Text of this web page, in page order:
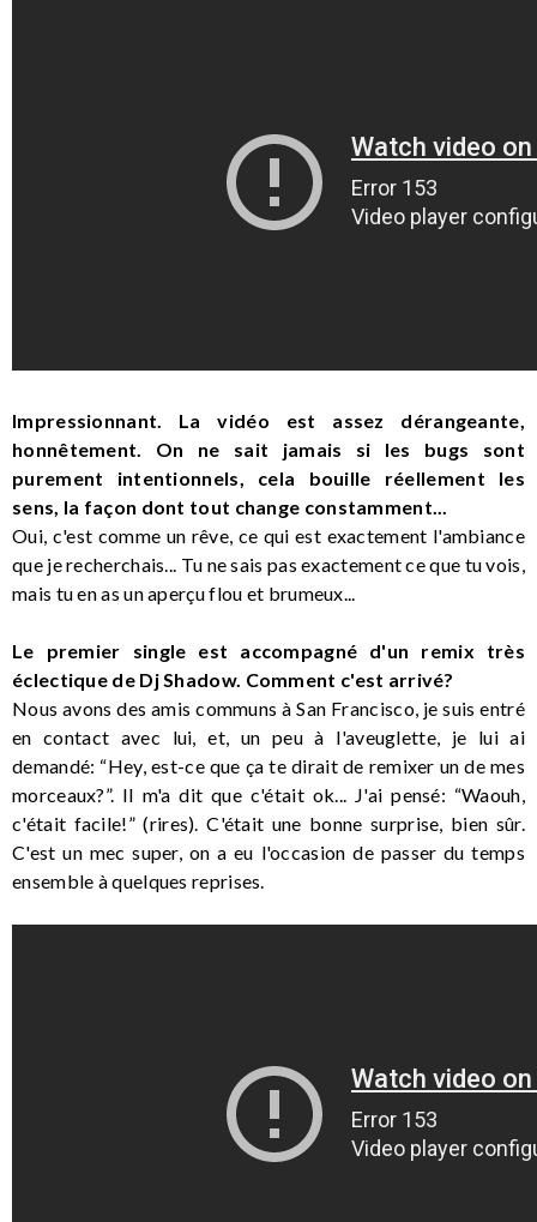
Impressionnant. La vidéo est assez dérangeante,
honnêtement. On ne sait jamais si les bugs sont
purement intentionnels, cela bouille réellement les
sens, la façon dont tout change constamment...
Oui, c'est comme un rêve, ce qui est exactement l'ambiance
que je recherchais... Tu ne sais pas exactement ce que tu vois,
mais tu en as un aperçu flou et brumeux...
Le premier single est accompagné d'un remix très
éclectique de Dj Shadow. Comment c'est arrivé?
Nous avons des amis communs à San Francisco, je suis entré
en contact avec lui, et, un peu à l'aveuglette, je lui ai
demandé: “Hey, est-ce que ça te dirait de remixer un de mes
morceaux?”. Il m'a dit que c'était ok... J'ai pensé: “Waouh,
c'était facile!” (rires). C'était une bonne surprise, bien sûr.
C'est un mec super, on a eu l'occasion de passer du temps
ensemble à quelques reprises.